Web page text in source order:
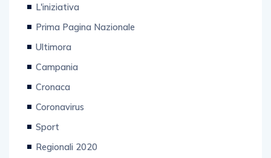
L'iniziativa
Prima Pagina Nazionale
Ultimora
Campania
Cronaca
Coronavirus
Sport
Regionali 2020